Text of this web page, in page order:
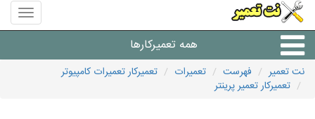
منوی
سایت
تعمیر
همه تعمیرکارها
شرکت های تعمیرات لوازم
نت تعمیر فهرست تعمیرات
تعمیرکار تعمیرات کامپیوتر
تعمیرکار تعمیر پرینتر